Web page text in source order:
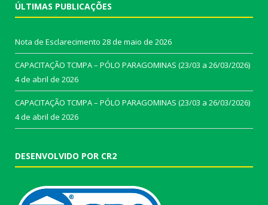
ÚLTIMAS PUBLICAÇÕES
Nota de Esclarecimento 28 de maio de 2026
CAPACITAÇÃO TCMPA – PÓLO PARAGOMINAS (23/03 a 26/03/2026)
4 de abril de 2026
CAPACITAÇÃO TCMPA – PÓLO PARAGOMINAS (23/03 a 26/03/2026)
4 de abril de 2026
DESENVOLVIDO POR CR2